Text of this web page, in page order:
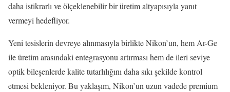
daha istikrarlı ve ölçeklenebilir bir üretim altyapısıyla yanıt
vermeyi hedefliyor.
Yeni tesislerin devreye alınmasıyla birlikte Nikon’un, hem Ar-Ge
ile üretim arasındaki entegrasyonu artırması hem de ileri seviye
optik bileşenlerde kalite tutarlılığını daha sıkı şekilde kontrol
etmesi bekleniyor. Bu yaklaşım, Nikon’un uzun vadede premium